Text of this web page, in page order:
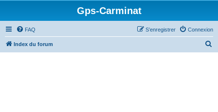
Gps-Carminat
FAQ Connexion
S’enregistrer
Index du forum